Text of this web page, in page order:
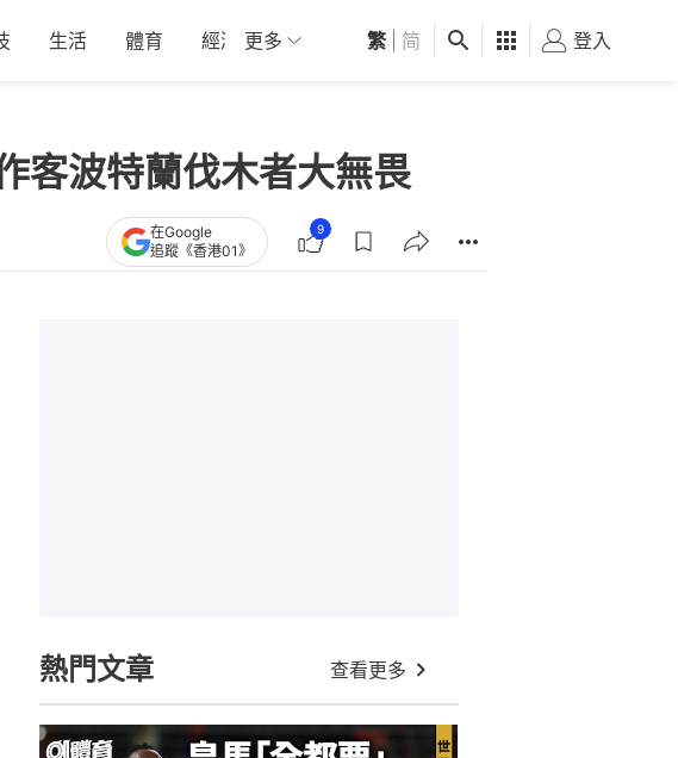
生活 體育 經濟 01深圳 觀點 健康 好食玩飛
更多 繁 简 登入
客波特蘭伐木者大無畏
在Google
追蹤《香港01》
9
熱門文章 查看更多